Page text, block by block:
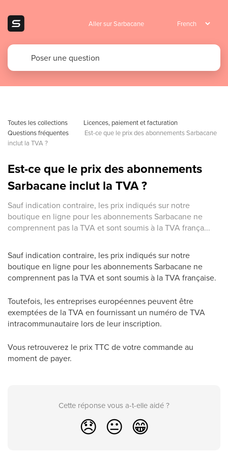
Aller sur Sarbacane
Toutes les collections
Licences, paiement et facturation
Questions fréquentes
Est-ce que le prix des abonnements Sarbacane
inclut la TVA ?
Est-ce que le prix des abonnements
Sarbacane inclut la TVA ?
Sauf indication contraire, les prix indiqués sur notre
boutique en ligne pour les abonnements Sarbacane ne
comprennent pas la TVA et sont soumis à la TVA frança...
Sauf indication contraire, les prix indiqués sur notre
boutique en ligne pour les abonnements Sarbacane ne
comprennent pas la TVA et sont soumis à la TVA française.
Toutefois, les entreprises européennes peuvent être
exemptées de la TVA en fournissant un numéro de TVA
intracommunautaire lors de leur inscription.
Vous retrouverez le prix TTC de votre commande au
moment de payer.
Cette réponse vous a-t-elle aidé ?
😞 😐 😁